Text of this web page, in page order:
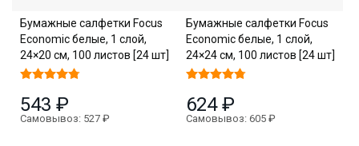
Бумажные салфетки Focus
Economic белые, 1 слой,
24×20 см, 100 листов [24 шт]
543 ₽
Самовывоз: 527 ₽
Бумажные салфетки Focus
Economic белые, 1 слой,
24×24 см, 100 листов [24 шт]
624 ₽
Самовывоз: 605 ₽